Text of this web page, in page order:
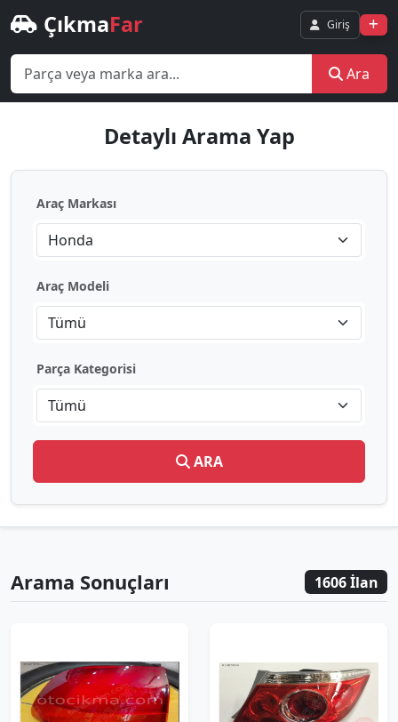
ÇıkmaFar Giriş
Ara
Detaylı Arama Yap
Araç Markası
Honda
Araç Modeli
Tümü
Parça Kategorisi
Tümü
ARA
Arama Sonuçları 1606 İlan